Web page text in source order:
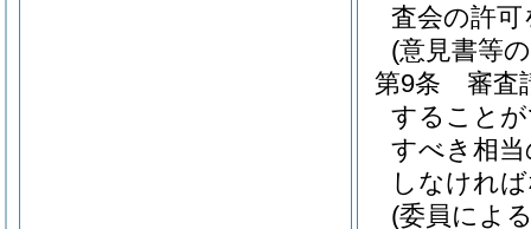
査会の許
(意見書等
第9条
審査
すること
すべき相
しなけれ
(委員によ